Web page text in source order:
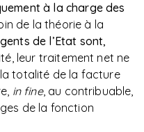
à la charge des
de la théorie à la
de l’Etat sont,
leur traitement net ne
totalité de la facture
in fine, au contribuable,
de la fonction